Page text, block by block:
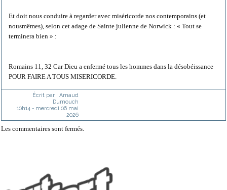
Et doit nous conduire à regarder avec miséricorde nos contemporains (et
nousmêmes), selon cet adage de Sainte julienne de Norwick : « Tout se
terminera bien » :
Romains 11, 32 Car Dieu a enfermé tous les hommes dans la désobéissance
POUR FAIRE A TOUS MISERICORDE.
Écrit par : Arnaud
Dumouch
10h14 - mercredi 06 mai
2026
Les commentaires sont fermés.